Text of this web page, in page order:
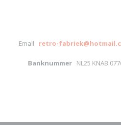
Email retro-
Banknummer NL25 KNAB